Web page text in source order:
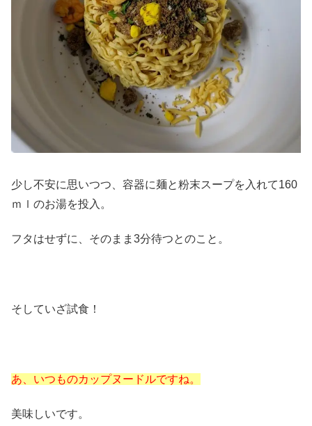
少し不安に思いつつ、容器に麺と粉末スープを入れて160
ｍｌのお湯を投入。
フタはせずに、そのまま3分待つとのこと。
そしていざ試食！
あ、いつものカップヌードルですね。
美味しいです。